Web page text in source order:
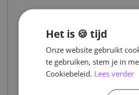
Het is 🍪 tijd
Onze website gebruikt
te gebruiken, stem je in
Cookiebeleid. Lees verder